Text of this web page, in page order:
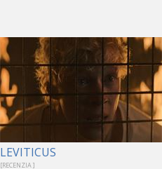
LEVITICUS
[RECENZIA ]